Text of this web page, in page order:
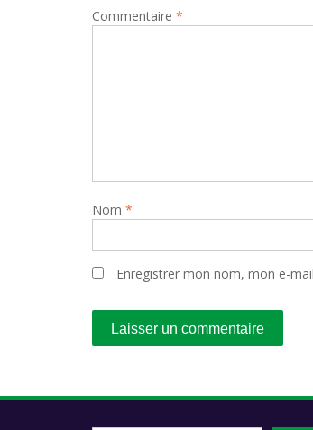
Commentaire *
Nom *
Enregistrer mon nom, mon e-